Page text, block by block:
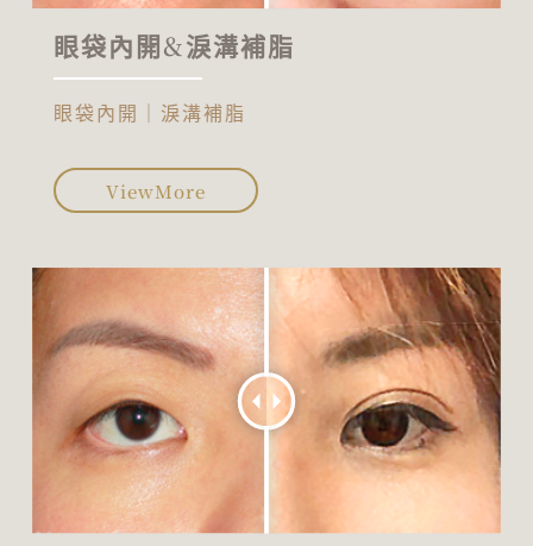
眼袋內開&淚溝補脂
眼袋內開｜淚溝補脂
ViewMore